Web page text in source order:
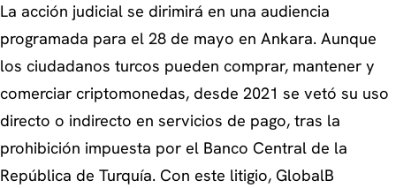
La acción judicial se dirimirá en una audiencia
programada para el 28 de mayo en Ankara. Aunque
los ciudadanos turcos pueden comprar, mantener y
comerciar criptomonedas, desde 2021 se vetó su uso
directo o indirecto en servicios de pago, tras la
prohibición impuesta por el Banco Central de la
República de Turquía. Con este litigio, GlobalB